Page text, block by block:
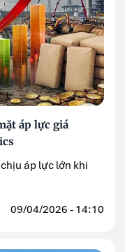
áp lực giá
áp lực lớn khi
09/04/2026 - 14:10